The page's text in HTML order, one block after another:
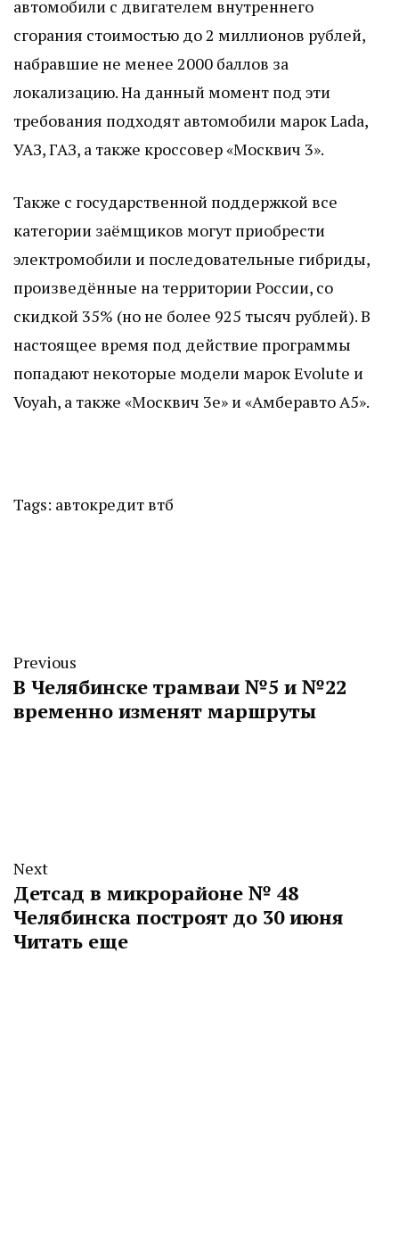
автомобили с двигателем внутреннего
сгорания стоимостью до 2 миллионов рублей,
набравшие не менее 2000 баллов за
локализацию. На данный момент под эти
требования подходят автомобили марок Lada,
УАЗ, ГАЗ, а также кроссовер «Москвич 3».
Также с государственной поддержкой все
категории заёмщиков могут приобрести
электромобили и последовательные гибриды,
произведённые на территории России, со
скидкой 35% (но не более 925 тысяч рублей). В
настоящее время под действие программы
попадают некоторые модели марок Evolute и
Voyah, а также «Москвич 3е» и «Амберавто А5».
Tags: автокредитвтб
Previous
В Челябинске трамваи №5 и №22
временно изменят маршруты
Next
Детсад в микрорайоне № 48
Челябинска построят до 30 июня
Читать еще